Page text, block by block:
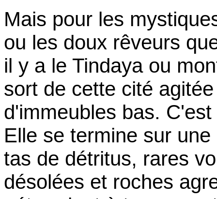
Mais pour les
ou les doux rêveurs
il y a le Tindaya ou
sort de cette cité
d'immeubles bas.
Elle se termine sur
tas de détritus, rares
désolées et roches